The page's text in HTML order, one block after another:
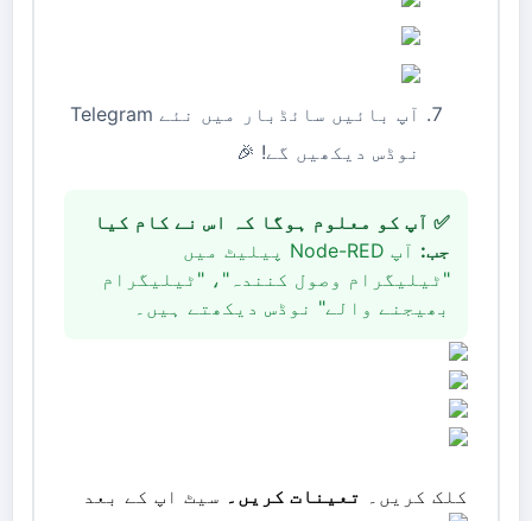
آپ بائیں سائڈبار میں نئے Telegram
نوڈس دیکھیں گے! 🎉
✅ آپ کو معلوم ہوگا کہ اس نے کام کیا
جب:
آپ Node-RED پیلیٹ میں
"ٹیلیگرام وصول کنندہ"، "ٹیلیگرام
بھیجنے والے" نوڈس دیکھتے ہیں۔
کلک کریں۔ تعینات کریں۔ سیٹ اپ کے بعد